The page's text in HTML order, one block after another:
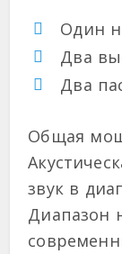
Один
Два
Два
Общая
звук в
Диапазон